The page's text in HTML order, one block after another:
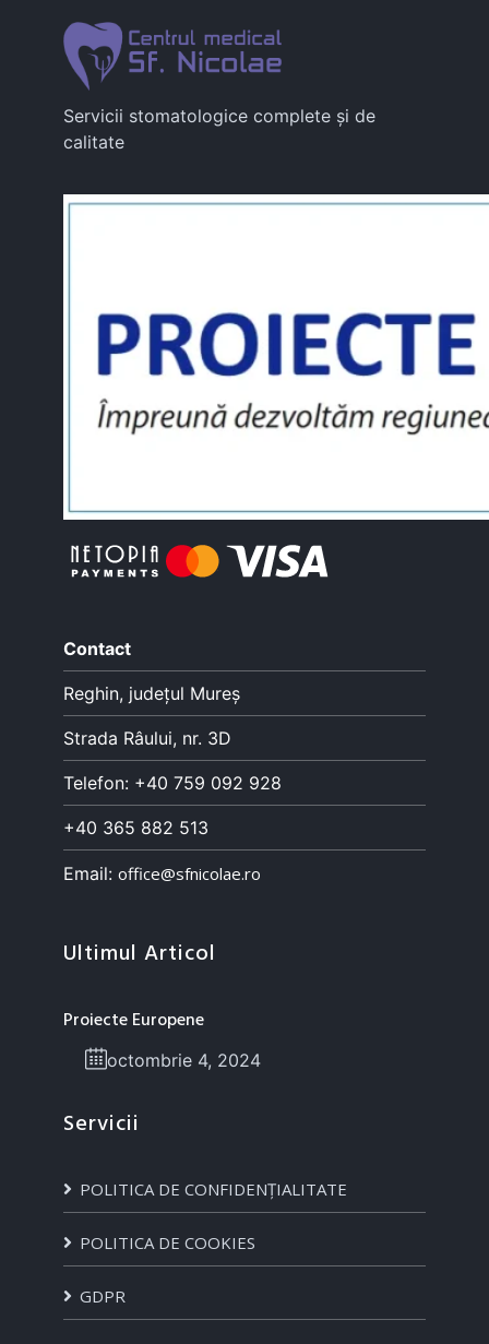
Servicii stomatologice complete și de
calitate
Contact
Reghin, județul Mureș
Strada Râului, nr. 3D
Telefon: +40 759 092 928
+40 365 882 513
Email: office@sfnicolae.ro
Ultimul Articol
Proiecte Europene
octombrie 4, 2024
Servicii
POLITICA DE CONFIDENȚIALITATE
POLITICA DE COOKIES
GDPR